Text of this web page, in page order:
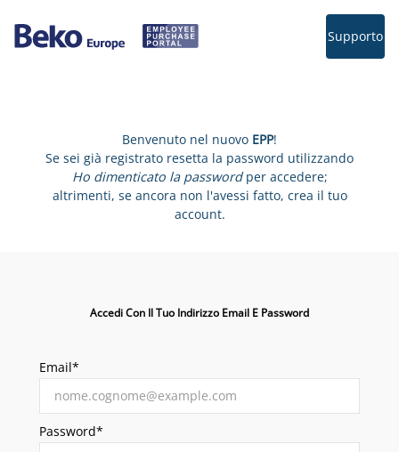
Supporto
Benvenuto nel nuovo EPP!
Se sei già registrato resetta la password utilizzando
Ho dimenticato la passwordper accedere;
altrimenti, se ancora non l'avessi fatto, crea il tuo
account.
Accedi Con Il Tuo Indirizzo Email E Password
Email*
Password*